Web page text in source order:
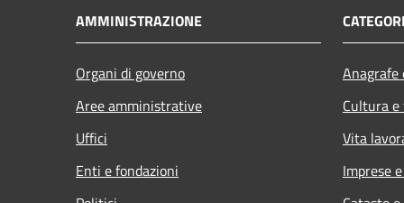
AMMINISTRAZIONE
Organi di governo
Aree amministrative
Uffici
Enti e fondazioni
Cultura
Vita
Imprese